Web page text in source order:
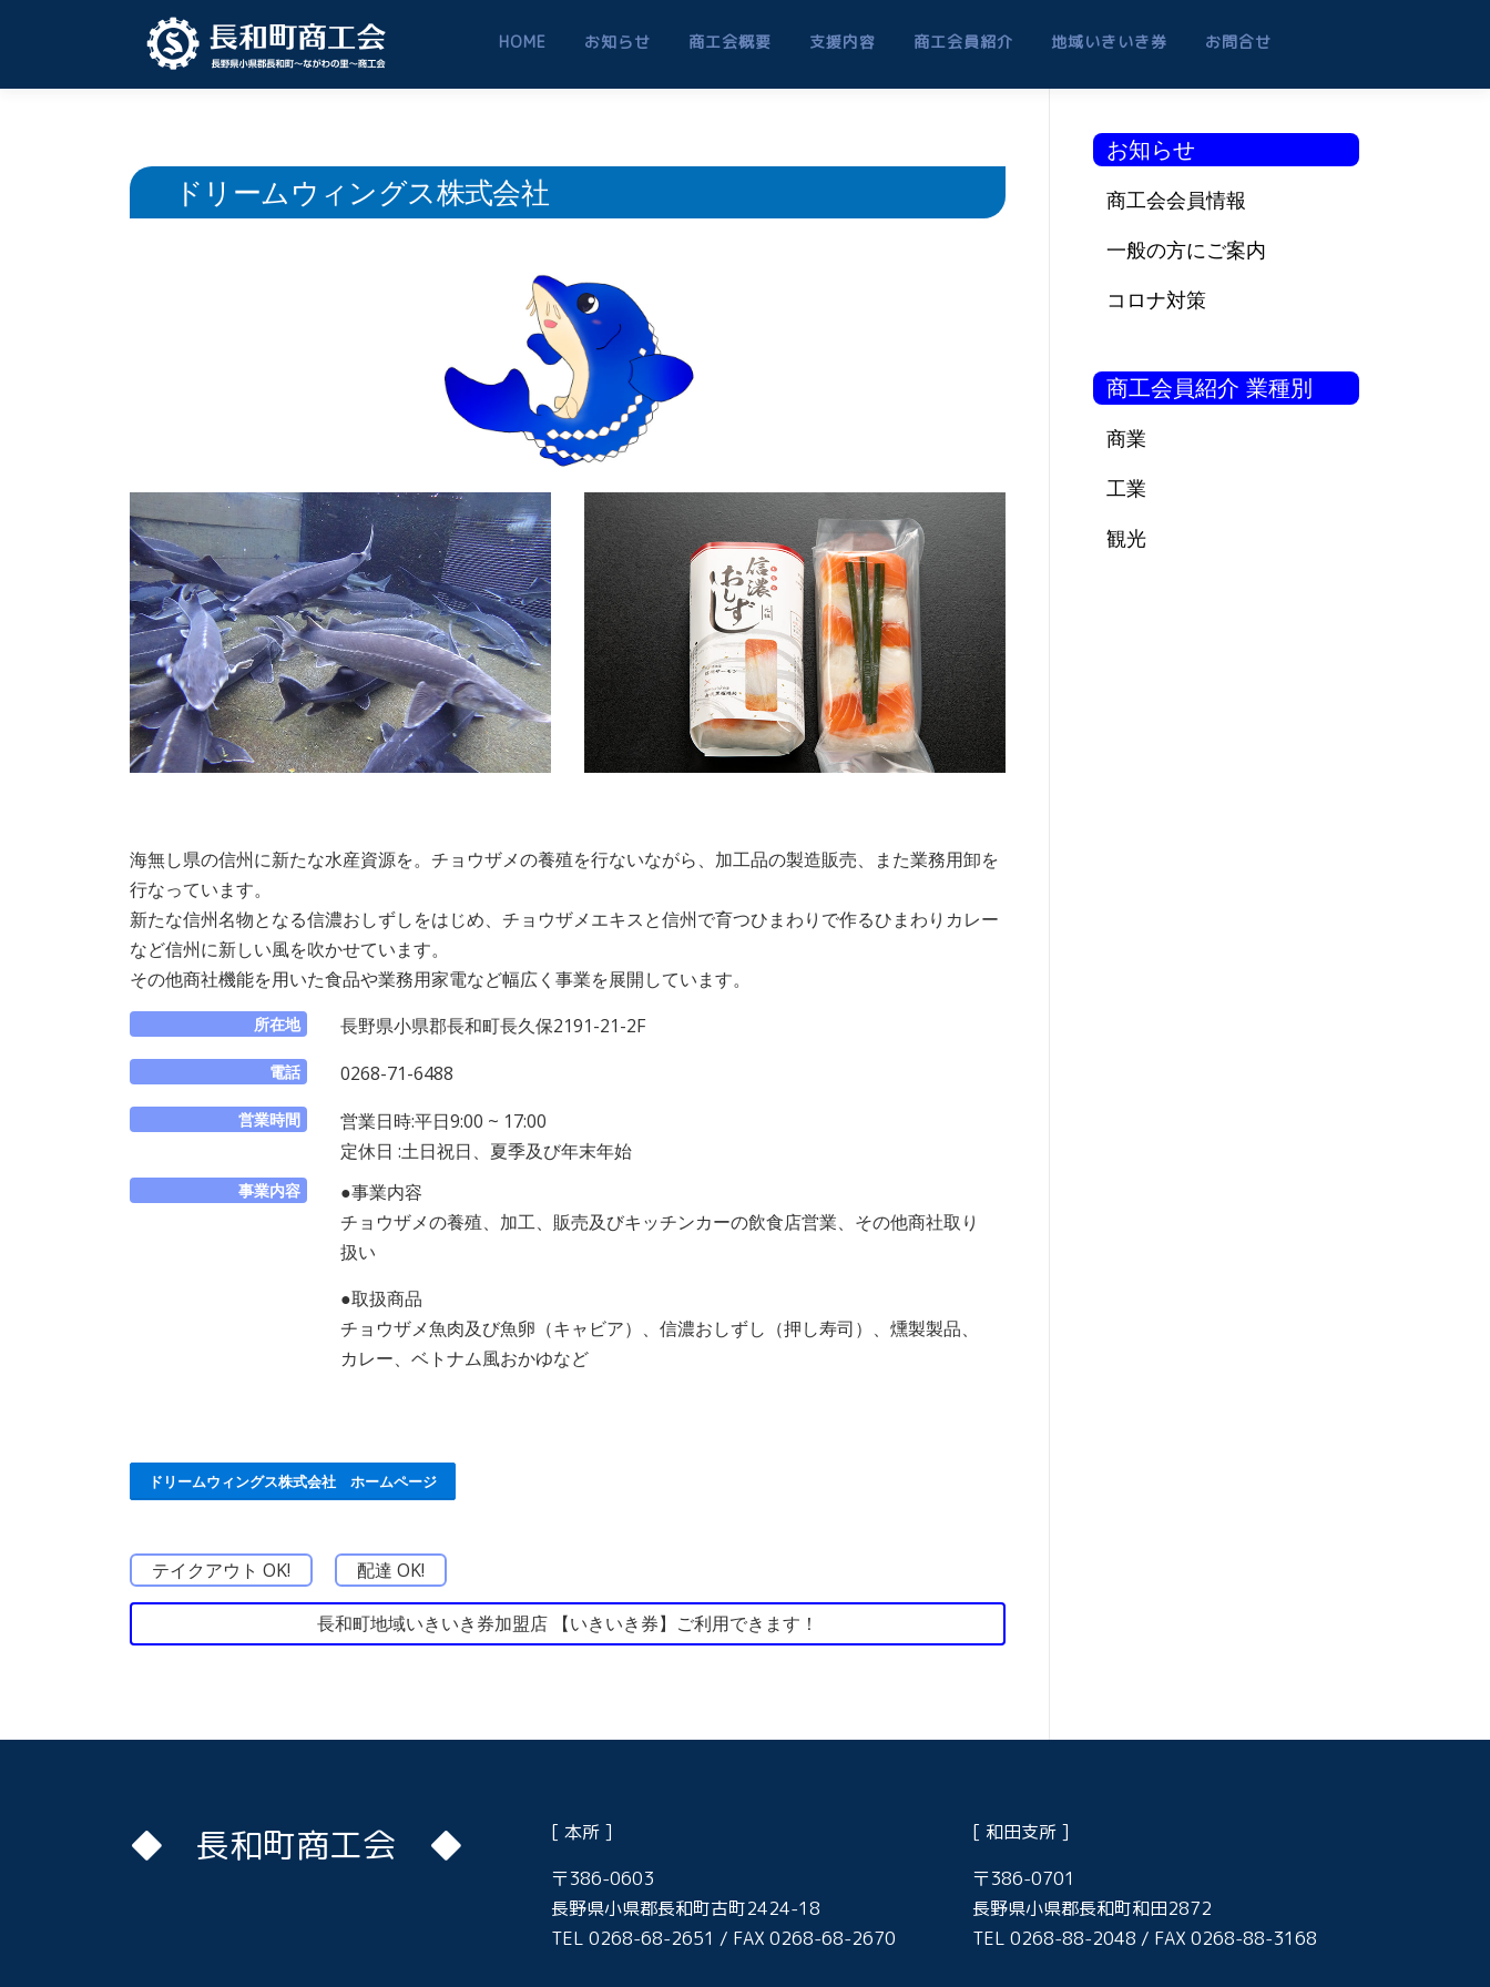
ン
HOME お知らせ 商工会概要 支援内容 商工会員紹介 地域いきいき券 お問合せ
ドリームウィングス株式会社
海無し県の信州に新たな水産資源を。チョウザメの養殖を行ないながら、加工品の製造販売、また業務用卸を
行なっています。
新たな信州名物となる信濃おしずしをはじめ、チョウザメエキスと信州で育つひまわりで作るひまわりカレー
など信州に新しい風を吹かせています。
その他商社機能を用いた食品や業務用家電など幅広く事業を展開しています。
所在地 長野県小県郡長和町長久保2191-21-2F
電話 0268-71-6488
営業時間
営業日時:平日9:00 ~ 17:00
定休日 :土日祝日、夏季及び年末年始
事業内容
●事業内容
チョウザメの養殖、加工、販売及びキッチンカーの飲食店営業、その他商社取り
扱い
●取扱商品
チョウザメ魚肉及び魚卵（キャビア）、信濃おしずし（押し寿司）、燻製製品、
カレー、ベトナム風おかゆなど
ドリームウィングス株式会社 ホームページ
テイクアウト OK! 配達 OK!
長和町地域いきいき券加盟店 【いきいき券】ご利用できます！
お知らせ
商工会会員情報
一般の方にご案内
コロナ対策
商工会員紹介 業種別
商業
工業
観光
◆ 長和町商工会 ◆
[ 本所 ]
〒386-0603
長野県小県郡長和町古町2424-18
TEL 0268-68-2651 / FAX 0268-68-2670
[ 和田支所 ]
〒386-0701
長野県小県郡長和町和田2872
TEL 0268-88-2048 / FAX 0268-88-3168